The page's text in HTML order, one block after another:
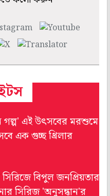
এই উৎসবের মরশুমে
এক গুচ্ছ থ্রিলার
বিপুল জনপ্রিয়তার
সিরিজ 'অনুসন্ধান'র